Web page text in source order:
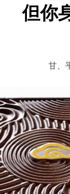
但你
甘、